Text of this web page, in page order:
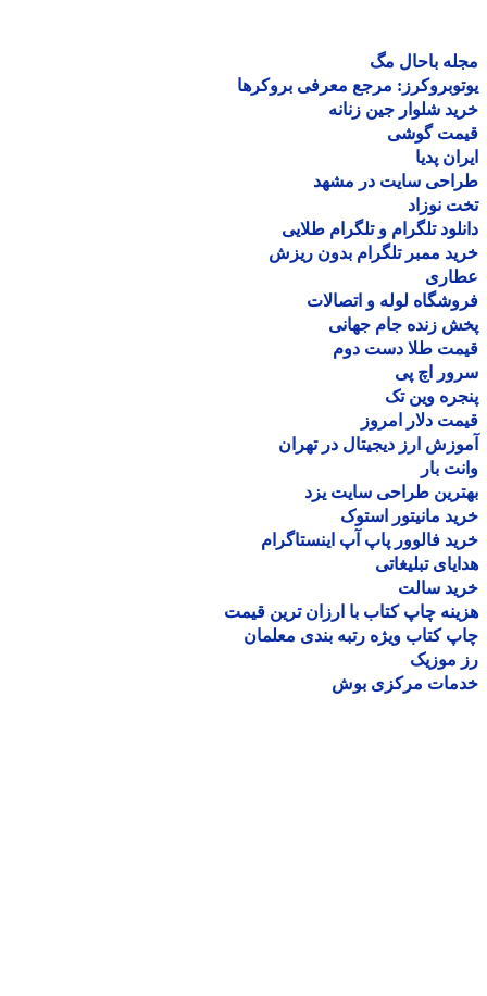
باحال مگ
مرجع معرفی بروکرها
شلوار جین زنانه
گوشی
پدیا
سایت در مشهد
نوزاد
تلگرام و تلگرام طلایی
ممبر تلگرام بدون ریزش
لوله و اتصالات
زنده جام جهانی
طلا دست دوم
اچ پی
وین تک
دلار امروز
ارز دیجیتال در تهران
بار
طراحی سایت یزد
مانیتور استوک
فالوور پاپ آپ اینستاگرام
تبلیغاتی
سالت
چاپ کتاب با ارزان ترین قیمت
کتاب ویژه رتبه بندی معلمان
موزیک
مرکزی بوش